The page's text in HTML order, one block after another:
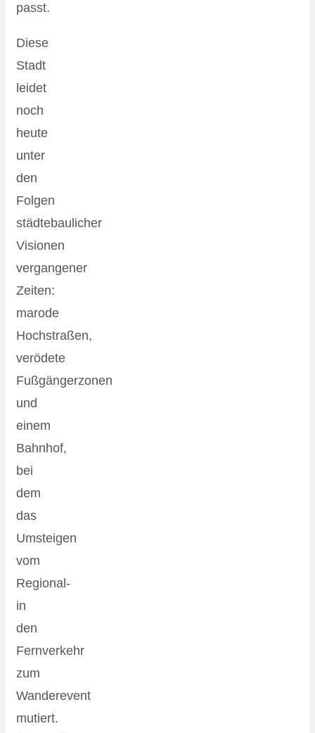
passt.
Diese
Stadt
leidet
noch
heute
unter
den
Folgen
städtebaulicher
Visionen
vergangener
Zeiten:
marode
Hochstraßen,
verödete
Fußgängerzonen
und
einem
Bahnhof,
bei
dem
das
Umsteigen
vom
Regional-
in
den
Fernverkehr
zum
Wanderevent
mutiert.